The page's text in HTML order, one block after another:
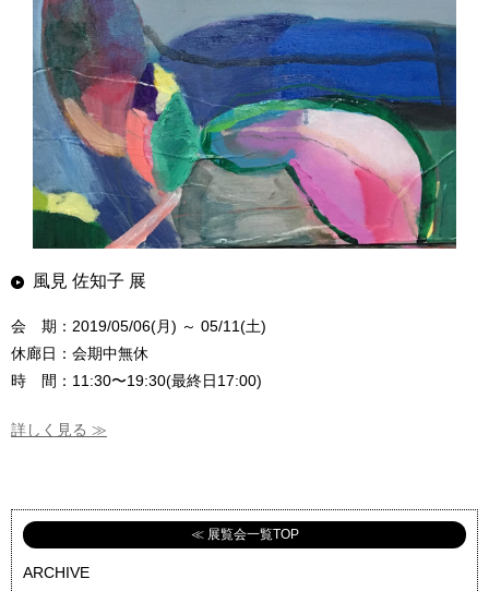
風見 佐知子 展
会 期：2019/05/06(月) ～ 05/11(土)
休廊日：会期中無休
時 間：11:30〜19:30(最終日17:00)
詳しく見る ≫
≪ 展覧会一覧TOP
ARCHIVE